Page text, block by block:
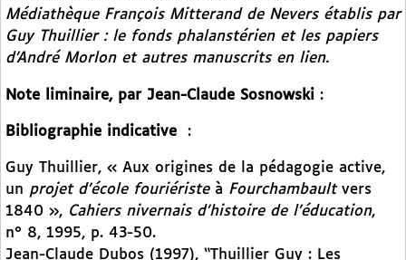
Médiathèque François Mitterand de Nevers établis par
Guy Thuillier : le fonds phalanstérien et les papiers
d’André Morlon et autres manuscrits en lien.
Note liminaire, par Jean-Claude Sosnowski :
Bibliographie indicative :
Guy Thuillier, « Aux origines de la pédagogie active,
un projet d’école fouriéristeà Fourchambaultvers
1840 », Cahiers nivernais d’histoire de l’éducation,
n° 8, 1995, p. 43-50.
Jean-Claude Dubos (1997), “Thuillier Guy : Les